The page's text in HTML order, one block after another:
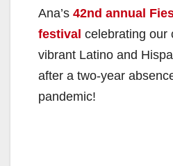
Ana’s 42nd annual
festival celebrating our
vibrant Latino and
after a two-year
pandemic!